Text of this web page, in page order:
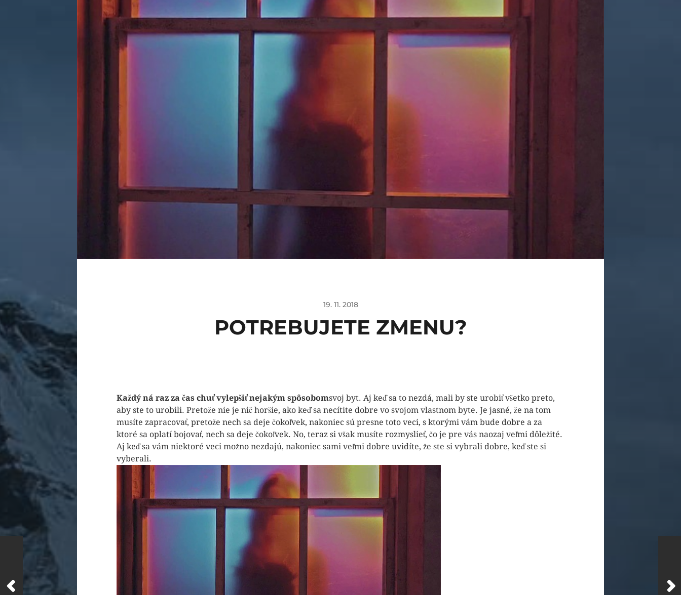
19. 11. 2018
POTREBUJETE ZMENU?
Každý ná raz za čas chuť vylepšiť nejakým spôsobomsvoj byt. Aj keď sa to nezdá, mali by ste urobiť všetko preto,
aby ste to urobili. Pretože nie je nič horšie, ako keď sa necítite dobre vo svojom vlastnom byte. Je jasné, že na tom
musíte zapracovať, pretože nech sa deje čokoľvek, nakoniec sú presne toto veci, s ktorými vám bude dobre a za
ktoré sa oplatí bojovať, nech sa deje čokoľvek. No, teraz si však musíte rozmyslieť, čo je pre vás naozaj veľmi dôležité.
Aj keď sa vám niektoré veci možno nezdajú, nakoniec sami veľmi dobre uvidíte, že ste si vybrali dobre, keď ste si
vyberali.